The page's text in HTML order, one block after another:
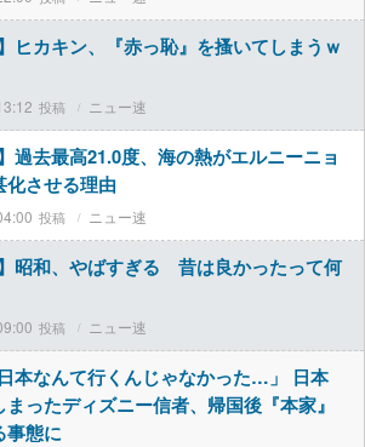
】ヒカキン、『赤っ恥』を搔いてしまうｗ
ニュー速
過去最高21.0度、海の熱がエルニーニョ
化させる理由
ニュー速
】昭和、やばすぎる 昔は良かったって何
ニュー速
本なんて行くんじゃなかった…」 日本
ったディズニー信者、帰国後『本家』
事態に